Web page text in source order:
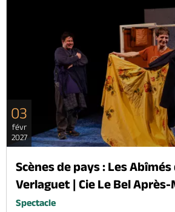
03
févr
2027
Scènes de pays : Les
Verlaguet | Cie Le Bel
Spectacle